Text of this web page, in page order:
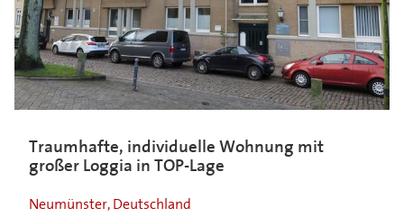
Traumhafte, individuelle Wohnung mit
großer Loggia in TOP-Lage
Neumünster, Deutschland